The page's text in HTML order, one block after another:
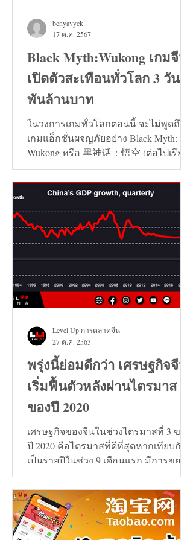
Black Myth:Wukong เกมจีน
เปิดตัวสะเทือนทั่วโลก 3 วัน 7
พันล้านบาท
ในวงการเกมทั่วโลกตอนนี้ จะไม่พูดถึง
เกมแอ็กชั่นผจญภัยอย่าง Black Myth:
Wukong หรือ 黑神话：悟空 (ต่อไปเรียก
ว่า เกมหงอคง) ไม่ได้เลย...
benyavyck
17 ต.ค. 2567
พรุ่งนี้ย่อมดีกว่า เศรษฐกิจจีน
เริ่มฟื้นตัวหลังผ่านไตรมาส 3
ของปี 2020
เศรษฐกิจของจีนในช่วงไตรมาสที่ 3 ของ
ปี 2020 คือไตรมาสที่ดีที่สุดหากเทียบกัน
เป็นรายปีในช่วง 9 เดือนแรก มีการขยาย
ตัวเพิ่มขึ้น 0.7%
Level Up การตลาดจีน
27 ต.ค. 2563